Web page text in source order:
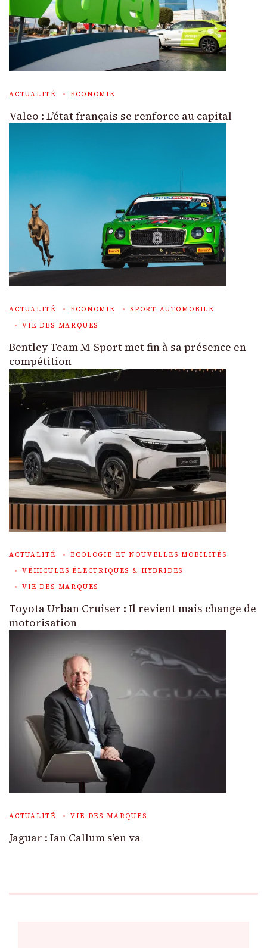
ACTUALITÉ ECONOMIE
Valeo : L’état français se renforce au capital
ACTUALITÉ ECONOMIE
SPORT AUTOMOBILE
VIE DES MARQUES
Bentley Team M-Sport met fin à sa présence en
compétition
ACTUALITÉ
ECOLOGIE ET NOUVELLES MOBILITÉS
VÉHICULES ÉLECTRIQUES & HYBRIDES
VIE DES MARQUES
Toyota Urban Cruiser : Il revient mais change de
motorisation
ACTUALITÉ VIE DES MARQUES
Jaguar : Ian Callum s’en va